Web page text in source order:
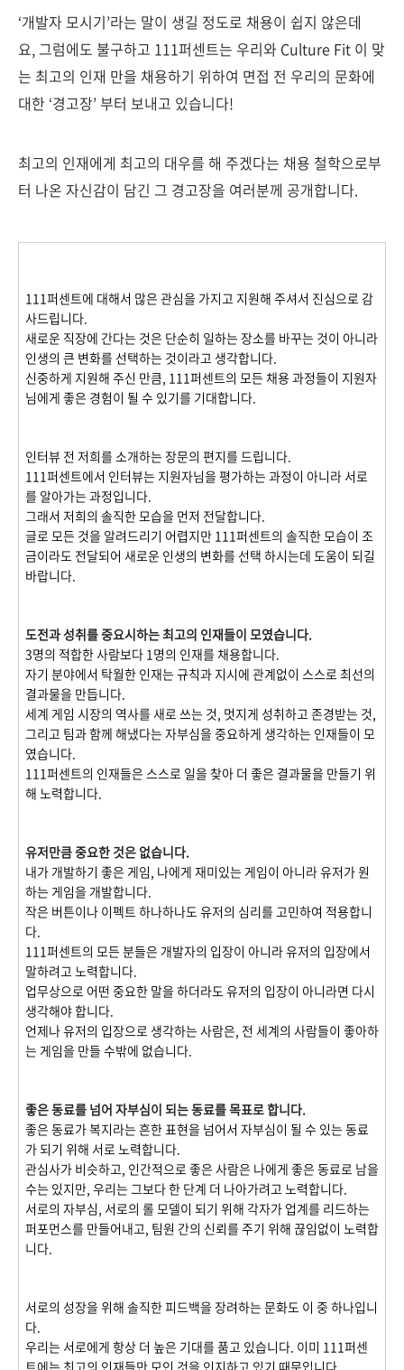
‘개발자 모시기’라는 말이 생길 정도로 채용이 쉽지 않은데
요, 그럼에도 불구하고 111퍼센트는 우리와 Culture Fit 이 맞
는 최고의 인재 만을 채용하기 위하여 면접 전 우리의 문화에
대한 ‘경고장’ 부터 보내고 있습니다!
최고의 인재에게 최고의 대우를 해 주겠다는 채용 철학으로부
터 나온 자신감이 담긴 그 경고장을 여러분께 공개합니다.
111퍼센트에 대해서 많은 관심을 가지고 지원해 주셔서 진심으로 감
사드립니다.
새로운 직장에 간다는 것은 단순히 일하는 장소를 바꾸는 것이 아니라
인생의 큰 변화를 선택하는 것이라고 생각합니다.
신중하게 지원해 주신 만큼, 111퍼센트의 모든 채용 과정들이 지원자
님에게 좋은 경험이 될 수 있기를 기대합니다.
인터뷰 전 저희를 소개하는 장문의 편지를 드립니다.
111퍼센트에서 인터뷰는 지원자님을 평가하는 과정이 아니라 서로
를 알아가는 과정입니다.
그래서 저희의 솔직한 모습을 먼저 전달합니다.
글로 모든 것을 알려드리기 어렵지만 111퍼센트의 솔직한 모습이 조
금이라도 전달되어 새로운 인생의 변화를 선택 하시는데 도움이 되길
바랍니다.
도전과 성취를 중요시하는 최고의 인재들이 모였습니다.
3명의 적합한 사람보다 1명의 인재를 채용합니다.
자기 분야에서 탁월한 인재는 규칙과 지시에 관계없이 스스로 최선의
결과물을 만듭니다.
세계 게임 시장의 역사를 새로 쓰는 것, 멋지게 성취하고 존경받는 것,
그리고 팀과 함께 해냈다는 자부심을 중요하게 생각하는 인재들이 모
였습니다.
111퍼센트의 인재들은 스스로 일을 찾아 더 좋은 결과물을 만들기 위
해 노력합니다.
유저만큼 중요한 것은 없습니다.
내가 개발하기 좋은 게임, 나에게 재미있는 게임이 아니라 유저가 원
하는 게임을 개발합니다.
작은 버튼이나 이펙트 하나하나도 유저의 심리를 고민하여 적용합니
다.
111퍼센트의 모든 분들은 개발자의 입장이 아니라 유저의 입장에서
말하려고 노력합니다.
업무상으로 어떤 중요한 말을 하더라도 유저의 입장이 아니라면 다시
생각해야 합니다.
언제나 유저의 입장으로 생각하는 사람은, 전 세계의 사람들이 좋아하
는 게임을 만들 수밖에 없습니다.
좋은 동료를 넘어 자부심이 되는 동료를 목표로 합니다.
좋은 동료가 복지라는 흔한 표현을 넘어서 자부심이 될 수 있는 동료
가 되기 위해 서로 노력합니다.
관심사가 비슷하고, 인간적으로 좋은 사람은 나에게 좋은 동료로 남을
수는 있지만, 우리는 그보다 한 단계 더 나아가려고 노력합니다.
서로의 자부심, 서로의 롤 모델이 되기 위해 각자가 업계를 리드하는
퍼포먼스를 만들어내고, 팀원 간의 신뢰를 주기 위해 끊임없이 노력합
니다.
서로의 성장을 위해 솔직한 피드백을 장려하는 문화도 이 중 하나입니
다.
우리는 서로에게 항상 더 높은 기대를 품고 있습니다. 이미 111퍼센
트에는 최고의 인재들만 모인 것을 인지하고 있기 때문입니다.